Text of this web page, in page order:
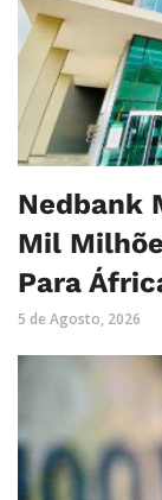
Nedbank
Mil
Para
5 de Agosto, 2026